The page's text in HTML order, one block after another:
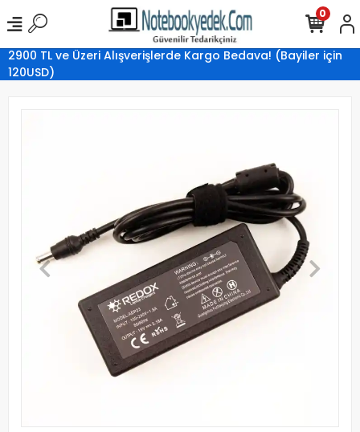
2900 TL ve Üzeri Alışverişlerde Kargo Bedava! (Bayiler için
120USD)
0